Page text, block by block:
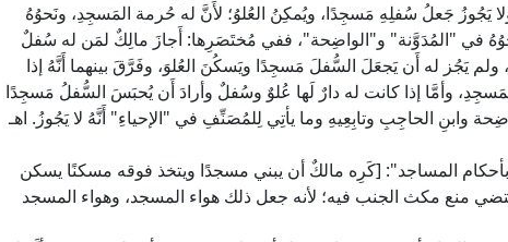
يَجُوزُ جَعلُ سُفلِهِ مَسجِدًا، ويُمكِنُ العُلوُ؛ لأَنَّ له حُرمة المَسجِدِ، ونَحوُهُ
في "المُدَوَّنة" و"الواضِحة"، ففي مُختَصَرِها: أَجازَ مالِكٌ لمَن له سُفلٌ
يَجُز له أَن يَجعَلَ السُّفلَ مَسجِدًا ويَسكُنَ العُلوَ، وفَرَّقَ بينهما أَنَّهُ إذا
وأمَّا إذا كانت له دارٌ لَها عُلوٌ وسُفلٌ وأرادَ أَن يُحبَسَ السُّفلُ مَسجِدًا
وابنِ الحاجِبِ وتابِعِيهِ وما يأتِي لِلمُصَنِّفِ في "الإحياءِ" أَنَّهُ لا يَجُوزُ. اهـ
المساجد": [كَرِه مالكٌ أن يبني مسجدًا ويتخذ فوقه مسكنًا يسكن
منع مكث الجنب فيه؛ لأنه جعل ذلك هواء المسجد، وهواء المسجد